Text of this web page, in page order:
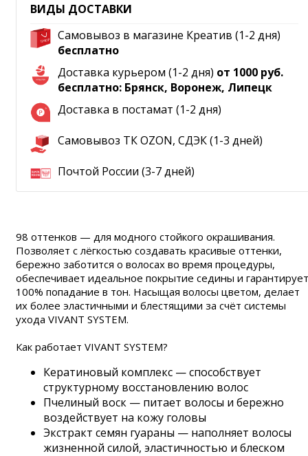
ВИДЫ ДОСТАВКИ
Самовывоз в магазине Креатив (1-2 дня)
бесплатно
Доставка курьером (1-2 дня) от 1000 руб.
бесплатно: Брянск, Воронеж, Липецк
Доставка в постамат (1-2 дня)
Самовывоз ТК OZON, СДЭК (1-3 дней)
Почтой России (3-7 дней)
98 оттенков — для модного стойкого окрашивания.
Позволяет с лёгкостью создавать красивые оттенки,
бережно заботится о волосах во время процедуры,
обеспечивает идеальное покрытие седины и гарантирует
100% попадание в тон. Насыщая волосы цветом, делает
их более эластичными и блестящими за счёт системы
ухода VIVANT SYSTEM.
Как работает VIVANT SYSTEM?
Кератиновый комплекс — способствует
структурному восстановлению волос
Пчелиный воск — питает волосы и бережно
воздействует на кожу головы
Экстракт семян гуараны — наполняет волосы
жизненной силой, эластичностью и блеском